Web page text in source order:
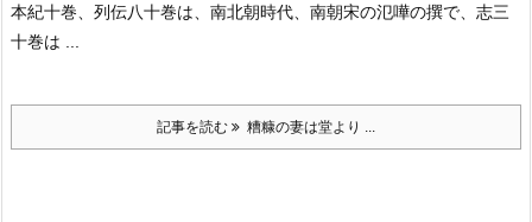
本紀十巻、列伝八十巻は、南北朝時代、 南朝宋の氾嘩の撰で、志三
十巻は ...
記事を読む 糟糠の妻は堂より ...